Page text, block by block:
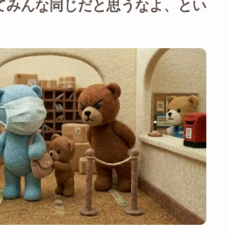
みんな同じだと思うなよ、とい